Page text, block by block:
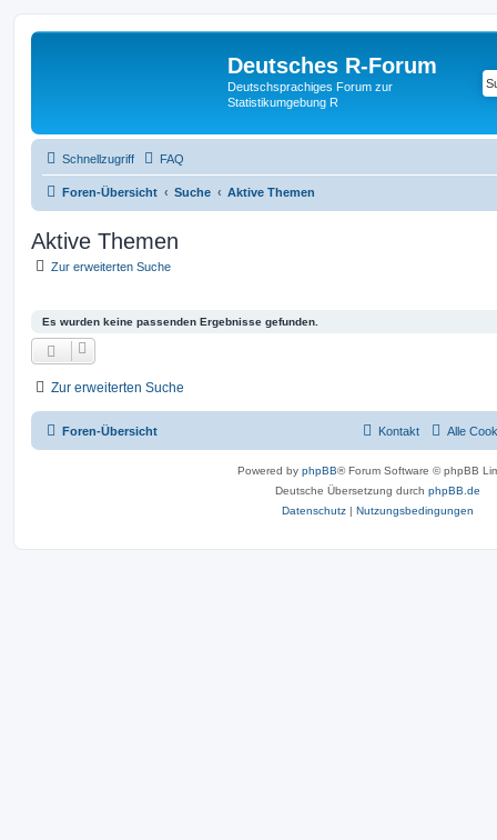
Deutsches R-Forum
Deutschsprachiges Forum zur
Statistikumgebung R
Schnellzugriff FAQ
Foren-Übersicht Suche Aktive Themen
Aktive Themen
Zur erweiterten Suche
Es wurden keine passenden Ergebnisse gefunden.
Zur erweiterten Suche
Foren-Übersicht Alle
Kontakt
Powered by phpBB® Forum Software © phpBB
Deutsche Übersetzung durch phpBB.de
Datenschutz | Nutzungsbedingungen